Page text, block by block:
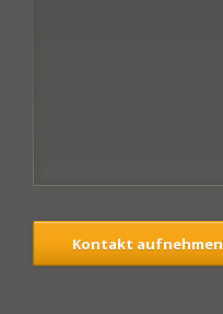
Kontakt aufnehmen